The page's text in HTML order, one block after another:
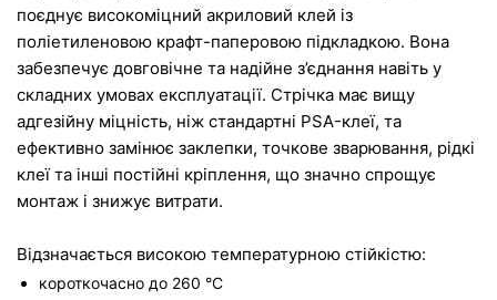
поєднує високоміцний акриловий клей із
поліетиленовою крафт-паперовою підкладкою. Вона
забезпечує довговічне та надійне з’єднання навіть у
складних умовах експлуатації. Стрічка має вищу
адгезійну міцність, ніж стандартні PSA-клеї, та
ефективно замінює заклепки, точкове зварювання, рідкі
клеї та інші постійні кріплення, що значно спрощує
монтаж і знижує витрати.
короткочасно до 260 °C